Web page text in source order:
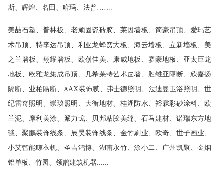
斯、辉煌、名田、哈玛、法普…….
美喆石塑、普林板、老顽固瓷砖胶、莱因墙板、简豪吊顶、爱玛艺
术吊顶、特李达吊顶、利亚龙蜂窝大板、海云墙板、立新墙板、美
之兰墙板、翔耀墙板、欧创佳美、康威地板、赛豪地板、亚太巨龙
地板、欧雅龙集成吊顶、凡希莱特艺术皮墙、胜维亚隔断、欣嘉扬
隔断、业柏隔断、
AAX装饰膜、弗士德照明、法迪曼卫浴照明、世
纪雷奇照明、崇琰照明、大衡地材、桂湖防水、裕霖彩砂涂料、欧
兰泥、摩利美涂、派力戈、贝邦粘胶美缝、石马建材、诺瑞东方地
毯、聚鹏装饰线条、辰昊装饰线条、金竹刷业、欧奇、世子画业、
小艾智能晾衣机、圣吉鸿博、湖南永竹、涂小二、广州凯聚、金烟
铝单板、竹园、领鹊建筑机器......